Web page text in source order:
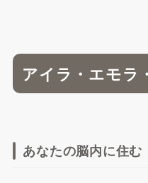
アイラ・エモラ
あなたの脳内に住む